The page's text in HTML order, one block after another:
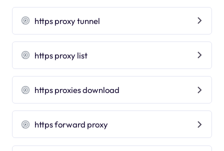
https proxy tunnel
https proxy list
https proxies download
https forward proxy